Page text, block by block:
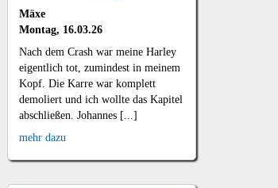
Mäxe
Montag, 16.03.26
Nach dem Crash war meine Harley
eigentlich tot, zumindest in meinem
Kopf. Die Karre war komplett
demoliert und ich wollte das Kapitel
abschließen. Johannes [...]
mehr dazu